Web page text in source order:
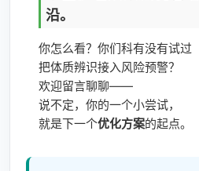
沿。
你怎么看？你们科有没有试过
把体质辨识接入风险预警？
欢迎留言聊聊——
说不定，你的一个小尝试，
就是下一个优化方案的起点。